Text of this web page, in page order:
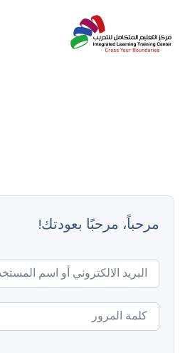
مرحباً، مرحبًا بعودتك!